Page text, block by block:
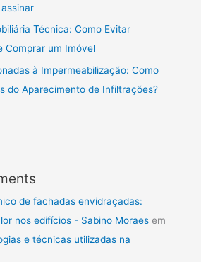
Técnica: Como Evitar
Comprar um Imóvel
à Impermeabilização: Como
do Aparecimento de Infiltrações?
de fachadas envidraçadas:
nos edifícios - Sabino Moraes em
e técnicas utilizadas na